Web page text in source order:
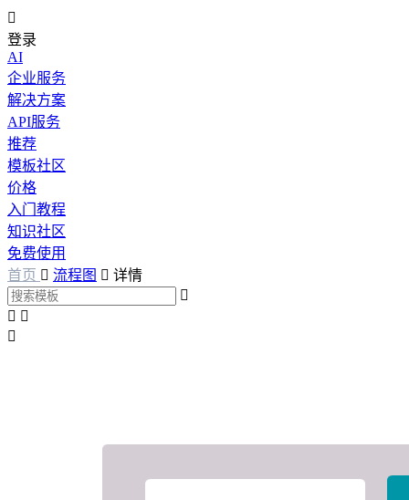

登录
AI
企业服务
解决方案
API服务
推荐
模板社区
价格
入门教程
知识社区
免费使用
首页  流程图  详情

 
